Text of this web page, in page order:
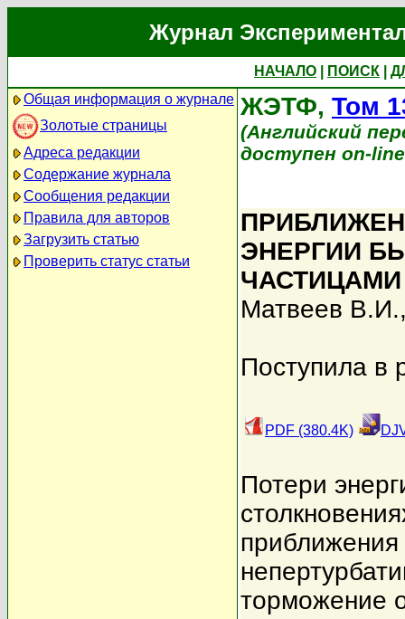
Журнал
НАЧАЛО ПОИСК
Общая информация о журнале
Золотые страницы
Адреса редакции
Содержание журнала
Сообщения редакции
Правила для авторов
Загрузить статью
Проверить статус статьи
ЖЭТФ, Том
(Английский
доступен on-
ЭНЕРГИИ
ЧАСТИЦАМИ
Матвеев В.И.
Поступила в
PDF (380.4K)
Потери
приближения
торможение